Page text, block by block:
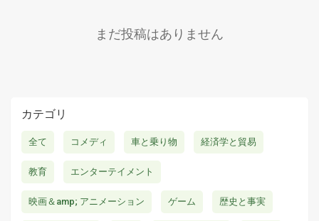
まだ投稿はありません
カテゴリ
全て コメディ 車と乗り物 経済学と貿易
教育 エンターテイメント
映画＆amp; アニメーション ゲーム 歴史と事実